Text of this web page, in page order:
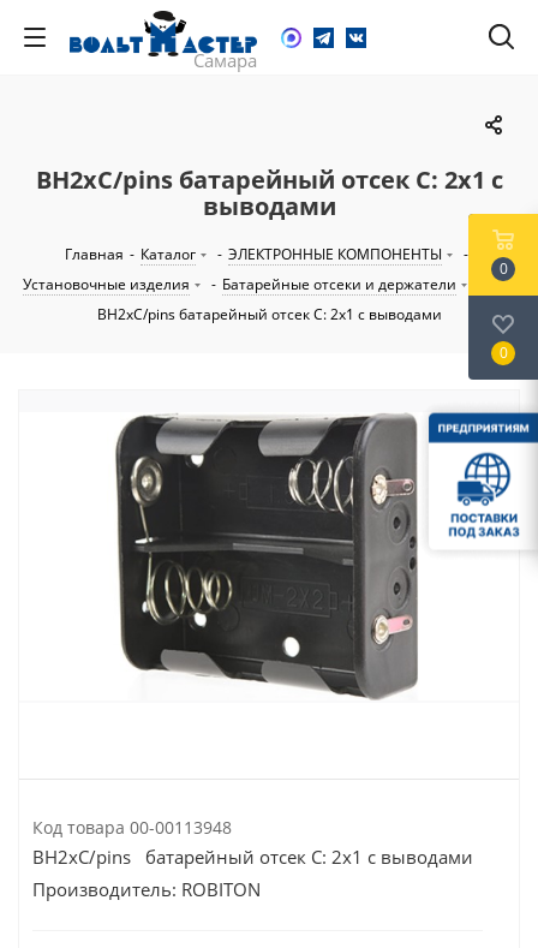
BH2xC/pins батарейный отсек C: 2х1 с
выводами
Главная - Каталог - ЭЛЕКТРОННЫЕ КОМПОНЕНТЫ
-
Установочные изделия
- Батарейные отсеки и держатели C -
BH2xC/pins батарейный отсек C: 2х1 с выводами
Код товара 00-00113948
BH2xC/pins батарейный отсек C: 2х1 с выводами
Производитель: ROBITON
0
0